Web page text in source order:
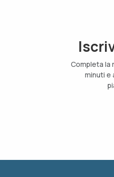
Completa la
minuti e